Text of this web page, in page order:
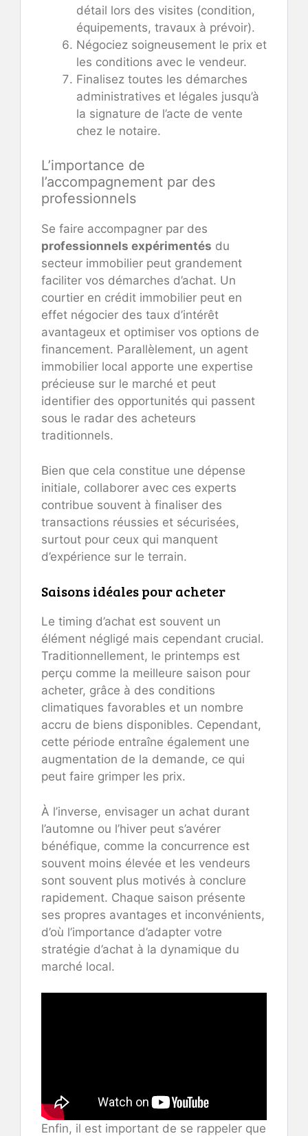
détail lors des visites (condition,
équipements, travaux à prévoir).
Négociez soigneusement le prix et
les conditions avec le vendeur.
Finalisez toutes les démarches
administratives et légales jusqu’à
la signature de l’acte de vente
chez le notaire.
L’importance de
l’accompagnement par des
professionnels
Se faire accompagner par des
professionnels expérimentés du
secteur immobilier peut grandement
faciliter vos démarches d’achat. Un
courtier en crédit immobilier peut en
effet négocier des taux d’intérêt
avantageux et optimiser vos options de
financement. Parallèlement, un agent
immobilier local apporte une expertise
précieuse sur le marché et peut
identifier des opportunités qui passent
sous le radar des acheteurs
traditionnels.
Bien que cela constitue une dépense
initiale, collaborer avec ces experts
contribue souvent à finaliser des
transactions réussies et sécurisées,
surtout pour ceux qui manquent
d’expérience sur le terrain.
Saisons idéales pour acheter
Le timing d’achat est souvent un
élément négligé mais cependant crucial.
Traditionnellement, le printemps est
perçu comme la meilleure saison pour
acheter, grâce à des conditions
climatiques favorables et un nombre
accru de biens disponibles. Cependant,
cette période entraîne également une
augmentation de la demande, ce qui
peut faire grimper les prix.
À l’inverse, envisager un achat durant
l’automne ou l’hiver peut s’avérer
bénéfique, comme la concurrence est
souvent moins élevée et les vendeurs
sont souvent plus motivés à conclure
rapidement. Chaque saison présente
ses propres avantages et inconvénients,
d’où l’importance d’adapter votre
stratégie d’achat à la dynamique du
marché local.
Enfin, il est important de se rappeler que